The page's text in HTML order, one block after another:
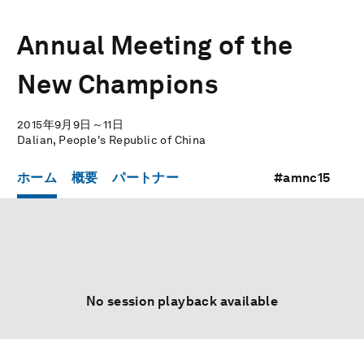
Annual Meeting of the
New Champions
2015年9月9日～11日
Dalian, People's Republic of China
ホーム 概要 パートナー #amnc15
No session playback available